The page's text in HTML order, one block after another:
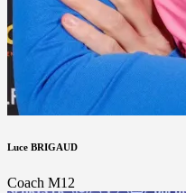
Luce BRIGAUD
Coach M12